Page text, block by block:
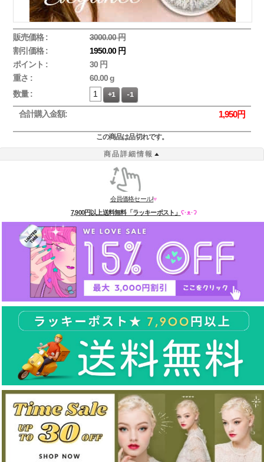
販売価格 :
3000.00 円
割引価格 :
1950.00 円
ポイント :
30 円
重さ :
60.00 g
数量 :
+1 -1
合計購入金額: 1,950円
この商品は品切れです。
商品詳細情報
会員価格セール!♥
7,900円以上送料無料「ラッキーポスト」 ʕ·ᴥ·ʔ